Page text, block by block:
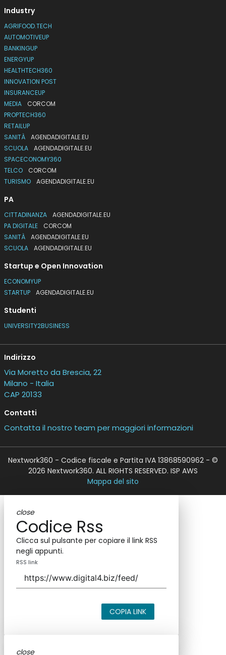
Industry
AGRIFOOD.TECH
AUTOMOTIVEUP
BANKINGUP
ENERGYUP
HEALTHTECH360
INNOVATION POST
INSURANCEUP
MEDIA
CORCOM
PROPTECH360
RETAILUP
SANITÀ
AGENDADIGITALE.EU
SCUOLA
AGENDADIGITALE.EU
SPACECONOMY360
TELCO
CORCOM
TURISMO
AGENDADIGITALE.EU
PA
CITTADINANZA
AGENDADIGITALE.EU
PA DIGITALE
CORCOM
SANITÀ
AGENDADIGITALE.EU
SCUOLA
AGENDADIGITALE.EU
Startup e Open Innovation
ECONOMYUP
STARTUP
AGENDADIGITALE.EU
Studenti
UNIVERSITY2BUSINESS
Indirizzo
Via Moretto da Brescia, 22
Milano - Italia
CAP 20133
Contatti
Contatta il nostro team per maggiori informazioni
Nextwork360 - Codice fiscale e Partita IVA 13868590962 - ©
2026 Nextwork360. ALL RIGHTS RESERVED. ISP AWS
Mappa del sito
close
Codice Rss
Clicca sul pulsante per copiare il link RSS
negli appunti.
RSS link
COPIA LINK
close